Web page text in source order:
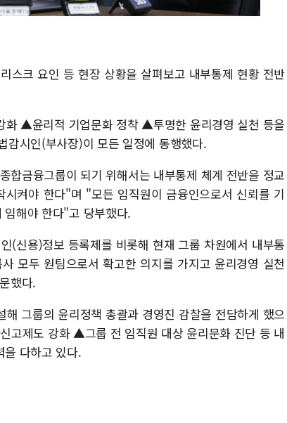
스크 요인 등 현장 상황을 살펴보고 내부통제 현황 전반
▲윤리적 기업문화 정착 ▲투명한 윤리경영 실천 등을
감시인(부사장)이 모든 일정에 동행했다.
합금융그룹이 되기 위해서는 내부통제 체계 전반을 정교
켜야 한다"며 "모든 임직원이 금융인으로서 신뢰를 기
해야 한다"고 당부했다.
(신용)정보 등록제를 비롯해 현재 그룹 차원에서 내부통
모두 원팀으로서 확고한 의지를 가지고 윤리경영 실천
했다.
그룹의 윤리정책 총괄과 경영진 감찰을 전담하게 했으
제도 강화 ▲그룹 전 임직원 대상 윤리문화 진단 등 내
을 다하고 있다.